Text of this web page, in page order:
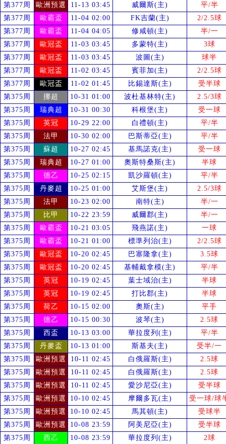
第377周
歐洲預選 11-13 03:45 威爾斯(主)
平/半
第377周
歐霸盃 11-04 02:00 FK吉蘭(主)
2/2.5球
第377周
歐霸盃 11-04 04:05 修咸頓(主)
半/一
第377周
歐冠盃 11-03 03:45 多蒙特(主)
3球
第377周
歐冠盃 11-03 03:45 波圖(主)
球半
第377周
歐冠盃 11-02 03:45 賓菲加(主)
2/2.5球
第377周
歐冠盃 11-02 01:45 比錫達斯(主) 受半球
第375周
挪超 10-31 01:00 波杜基林特(主)
2.5/3球
第375周
瑞典超 10-31 00:30 科根堡(主) 受一球
第375周
英冠 10-29 22:00 白禮頓(主)
平/半
第375周
法甲 10-30 02:00 巴斯蒂亞(主)
平/半
第375周
蘇超 10-27 02:45 基馬諾克(主) 受一球
第375周
瑞典超 10-27 01:00 奧斯特桑斯(主)
半球
第375周
德乙 10-25 02:15 凱沙羅頓(主)
平/半
第375周
丹麥超 10-25 01:00 艾斯堡(主)
2.5/3球
第375周
法甲 10-23 02:00 南特(主)
半/一
第375周
比甲 10-22 23:59 威爾郡(主)
半/一
第375周
歐霸盃 10-21 03:05 飛燕諾(主)
一球
第375周
歐霸盃 10-21 01:00 標準列治(主)
2/2.5球
第375周
歐冠盃 10-20 02:45 巴塞隆拿(主)
3.5球
第375周
歐冠盃 10-20 02:45 基輔戴拿模(主)
平/半
第375周
英冠 10-19 02:45 葉士域治(主)
半球
第375周
英冠 10-19 02:45 打比郡(主)
半球
第375周
荷乙 10-15 02:00 奧斯(主)
平手
第375周
德乙 10-15 00:30 波琴(主)
2.5球
第375周
西盃 10-13 03:00 華拉度列(主)
平/半
第375周
丹麥盃 10-13 01:00 斯基夫(主) 受半/一
第375周
歐洲預選 10-11 02:45 白俄羅斯(主)
2.5球
第375周
歐洲預選 10-11 02:45 白俄羅斯(主)
2.5球
第375周
歐洲預選 10-11 02:45 愛沙尼亞(主) 受半球
第375周
歐洲預選 10-10 02:45 摩爾多瓦(主) 受一球/球
第375周
歐洲預選 10-10 02:45 馬其頓(主) 受球半
第375周
歐洲預選 10-08 23:59 阿美尼亞(主) 受半球
第375周
西乙 10-08 23:59 華拉度列(主)
2球